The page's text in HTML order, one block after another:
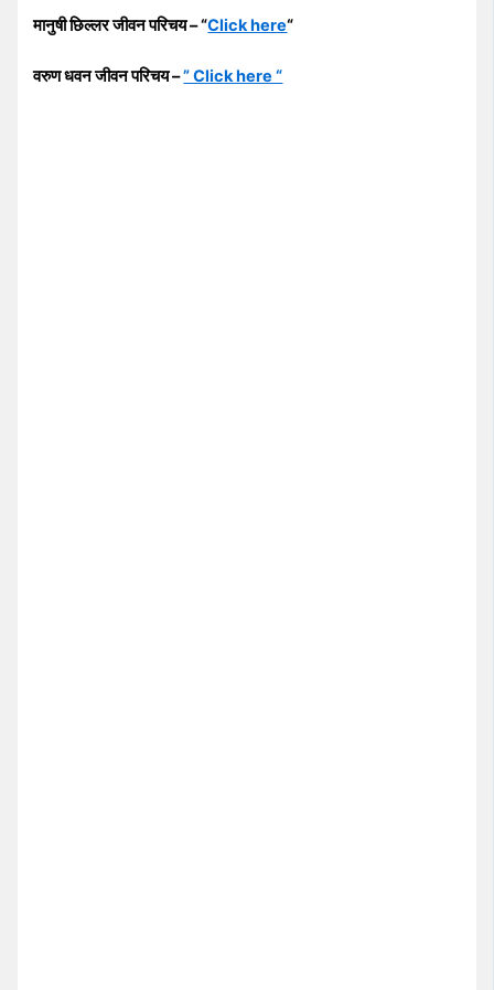
मानुषी छिल्लर जीवन परिचय – “Click here“
वरुण धवन जीवन परिचय –” Click here “